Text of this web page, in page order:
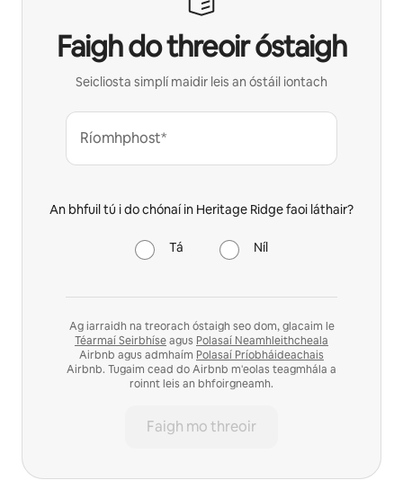
Faigh do threoir óstaigh
Seicliosta simplí maidir leis an óstáil iontach
Ríomhphost*
An bhfuil tú i do chónaí in Heritage Ridge faoi láthair?
Tá Níl
Ag iarraidh na treorach óstaigh seo dom, glacaim le
Téarmaí Seirbhíseagus Polasaí Neamhleithcheala
Airbnb agus admhaím Polasaí Príobháideachais
Airbnb. Tugaim cead do Airbnb m'eolas teagmhála a
roinnt leis an bhfoirgneamh.
Faigh mo threoir